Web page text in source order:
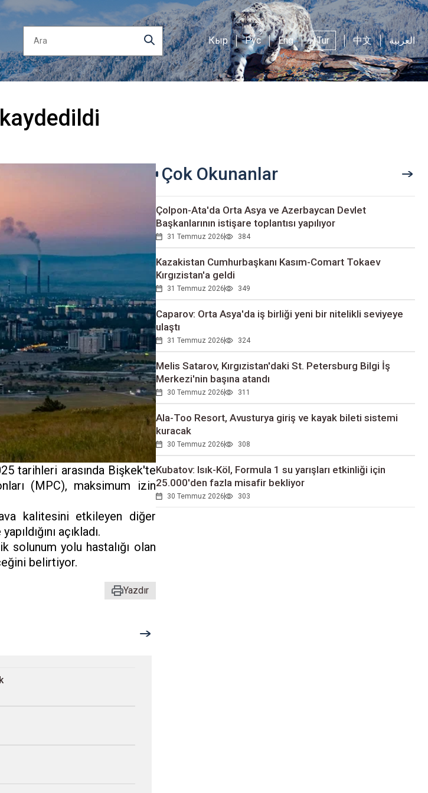
Кыр Рус Eng Tur 中文 العربية
tarihleri ​​arasında Bişkek'te
(MPC), maksimum izin
kalitesini etkileyen diğer
açıkladı.
solunum yolu hastalığı olan
belirtiyor.
Yazdır
Çok Okunanlar
Çolpon-Ata'da Orta Asya ve Azerbaycan Devlet
Başkanlarının istişare toplantısı yapılıyor
31 Temmuz 2026 384
Kazakistan Cumhurbaşkanı Kasım-Comart Tokaev
Kırgızistan'a geldi
31 Temmuz 2026 349
Caparov: Orta Asya'da iş birliği yeni bir nitelikli seviyeye
ulaştı
31 Temmuz 2026 324
Melis Satarov, Kırgızistan'daki St. Petersburg Bilgi İş
Merkezi'nin başına atandı
30 Temmuz 2026 311
Ala-Too Resort, Avusturya giriş ve kayak bileti sistemi
kuracak
30 Temmuz 2026 308
Kubatov: Isık-Köl, Formula 1 su yarışları etkinliği için
25.000'den fazla misafir bekliyor
30 Temmuz 2026 303